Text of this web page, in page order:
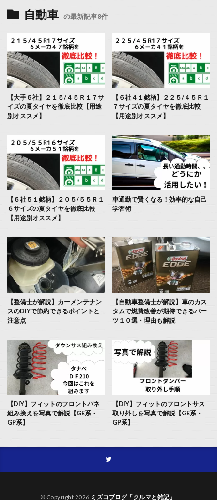
自動車 の最新記事8件
【大手６社】２１５/４５Ｒ１７サ
イズの夏タイヤを徹底比較【用途
別オススメ】
【６社４１銘柄】２２５/４５Ｒ１
７サイズの夏タイヤを徹底比較
【用途別オススメ】
【６社５１銘柄】２０５/５５Ｒ１
６サイズの夏タイヤを徹底比較
【用途別オススメ】
車通勤で賢くなる！効率的な自己
学習術
【整備士が解説】カーメンテナン
スのDIYで節約できるポイントと
注意点
【自動車整備士が解説】車のカス
タムで燃費改善が期待できるパー
ツ１０選・理由も解説
【DIY】フィットのフロントバネ
組み換えを写真で解説【GE系・
GP系】
【DIY】フィットのフロントサス
取り外しを写真で解説【GE系・
GP系】
© Copyright 2026 ミズコブログ「クルマと雑記」